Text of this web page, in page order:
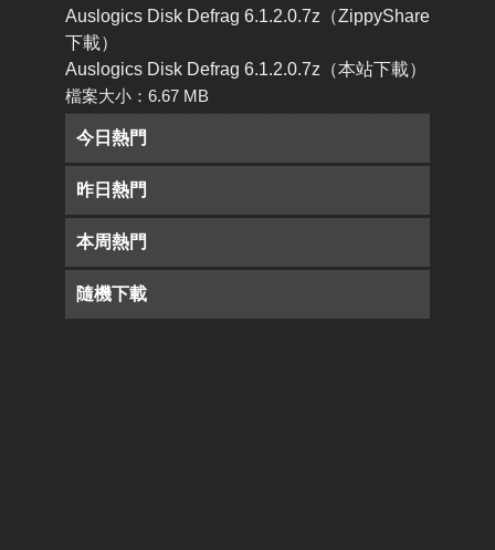
Auslogics Disk Defrag 6.1.2.0.7z（ZippyShare
下載）
Auslogics Disk Defrag 6.1.2.0.7z（本站下載）
檔案大小：6.67 MB
今日熱門
昨日熱門
本周熱門
隨機下載